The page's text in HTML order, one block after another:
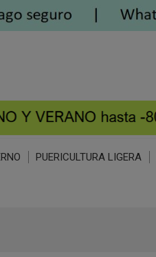
PUERICULTURA LIGERA